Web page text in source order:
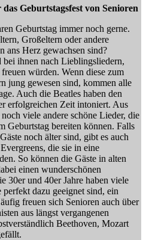
Geburtstagsfest von Senioren
Geburtstag immer noch gerne.
Großeltern oder andere
ans Herz gewachsen sind?
ihnen nach Lieblingsliedern,
würden. Wenn diese zum
jung gewesen sind, kommen alle
Auch die Beatles haben den
erfolgreichen Zeit intoniert. Aus
viele andere schöne Lieder, die
Geburtstag bereiten können. Falls
noch älter sind, gibt es auch
die sie in eine
So können die Gäste in alten
einen wunderschönen
30er und 40er Jahre haben viele
dazu geeignet sind, ein
freuen sich Senioren auch über
aus längst vergangenen
Beethoven, Mozart